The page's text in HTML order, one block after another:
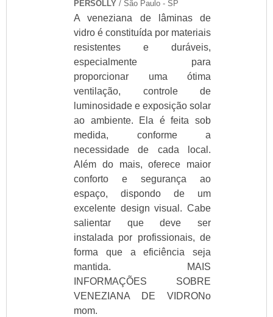
banheiro
fabrica de box para
banheiro
instalação de box de
loja de box para
banheiro
onde comprar box
de banheiro
orçamento de box
para banheiro
vidro de box
vidro para box de
banheiro preço
Ver todos
Blog
PERSOLLY / São Paulo - SP
A veneziana de lâminas de
vidro é constituída por materiais
resistentes e duráveis,
especialmente para
proporcionar uma ótima
ventilação, controle de
luminosidade e exposição solar
ao ambiente. Ela é feita sob
medida, conforme a
necessidade de cada local.
Além do mais, oferece maior
conforto e segurança ao
espaço, dispondo de um
excelente design visual. Cabe
salientar que deve ser
instalada por profissionais, de
forma que a eficiência seja
mantida. MAIS
INFORMAÇÕES SOBRE
VENEZIANA DE VIDRONo
mom.